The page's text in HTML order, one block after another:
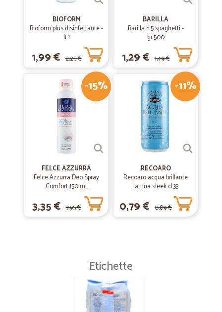
BIOFORM
Bioform plus disinfettante -
lt.1
1,99 € 2,25 €
BARILLA
Barilla n.5 spaghetti -
gr.500
1,29 € 1,49 €
-15%
FELCE AZZURRA
Felce Azzurra Deo Spray
Comfort 150 ml.
3,35 € 3,95 €
-11%
RECOARO
Recoaro acqua brillante
lattina sleek cl.33
0,79 € 0,89 €
Etichette